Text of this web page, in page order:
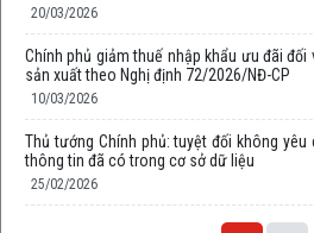
20/03/2026
Chính phủ giảm thuế nhập khẩu ưu đãi đối
sản xuất theo Nghị định 72/2026/NĐ-CP
10/03/2026
Thủ tướng Chính phủ: tuyệt đối không
thông tin đã có trong cơ sở dữ liệu
25/02/2026